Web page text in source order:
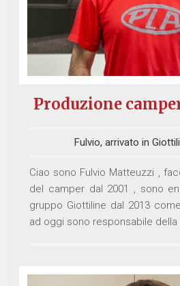
Produzione
Fulvio, arrivato in
Ciao sono Fulvio Matteuzzi ,
del camper dal 2001 , sono
gruppo Giottiline dal 2013
ad oggi sono responsabile della